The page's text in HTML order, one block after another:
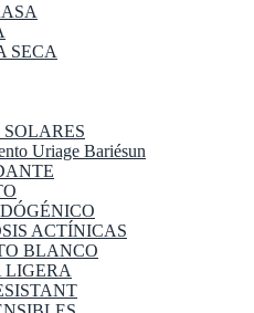
SECA
SOLARES
Uriage Bariésun
ACTÍNICAS
BLANCO
LIGERA